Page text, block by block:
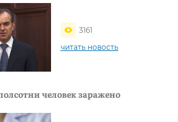
3161
читать новость
человек заражено